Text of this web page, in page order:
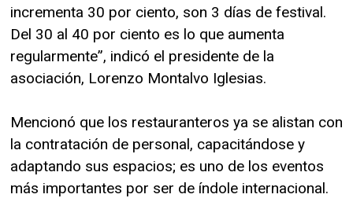
incrementa 30 por ciento, son 3 días de festival.
Del 30 al 40 por ciento es lo que aumenta
regularmente”, indicó el presidente de la
asociación, Lorenzo Montalvo Iglesias.
Mencionó que los restauranteros ya se alistan con
la contratación de personal, capacitándose y
adaptando sus espacios; es uno de los eventos
más importantes por ser de índole internacional.